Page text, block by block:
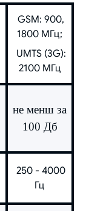
GSM: 900,
1800 МГц;
UMTS (3G):
2100 МГц
не менш за
100 Дб
250 - 4000
Гц